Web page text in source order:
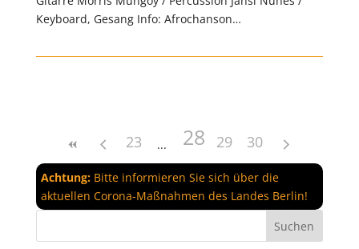
Keyboard, Gesang Info: Afrochanson…
23 28 29 30
Achtung:Bitte informieren Sie sich über die
aktuellen Corona-Maßnahmen des Landes Berlin!